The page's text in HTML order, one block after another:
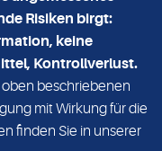
Risiken birgt:
keine
Kontrollverlust.
beschriebenen
mit Wirkung für die
finden Sie in unserer